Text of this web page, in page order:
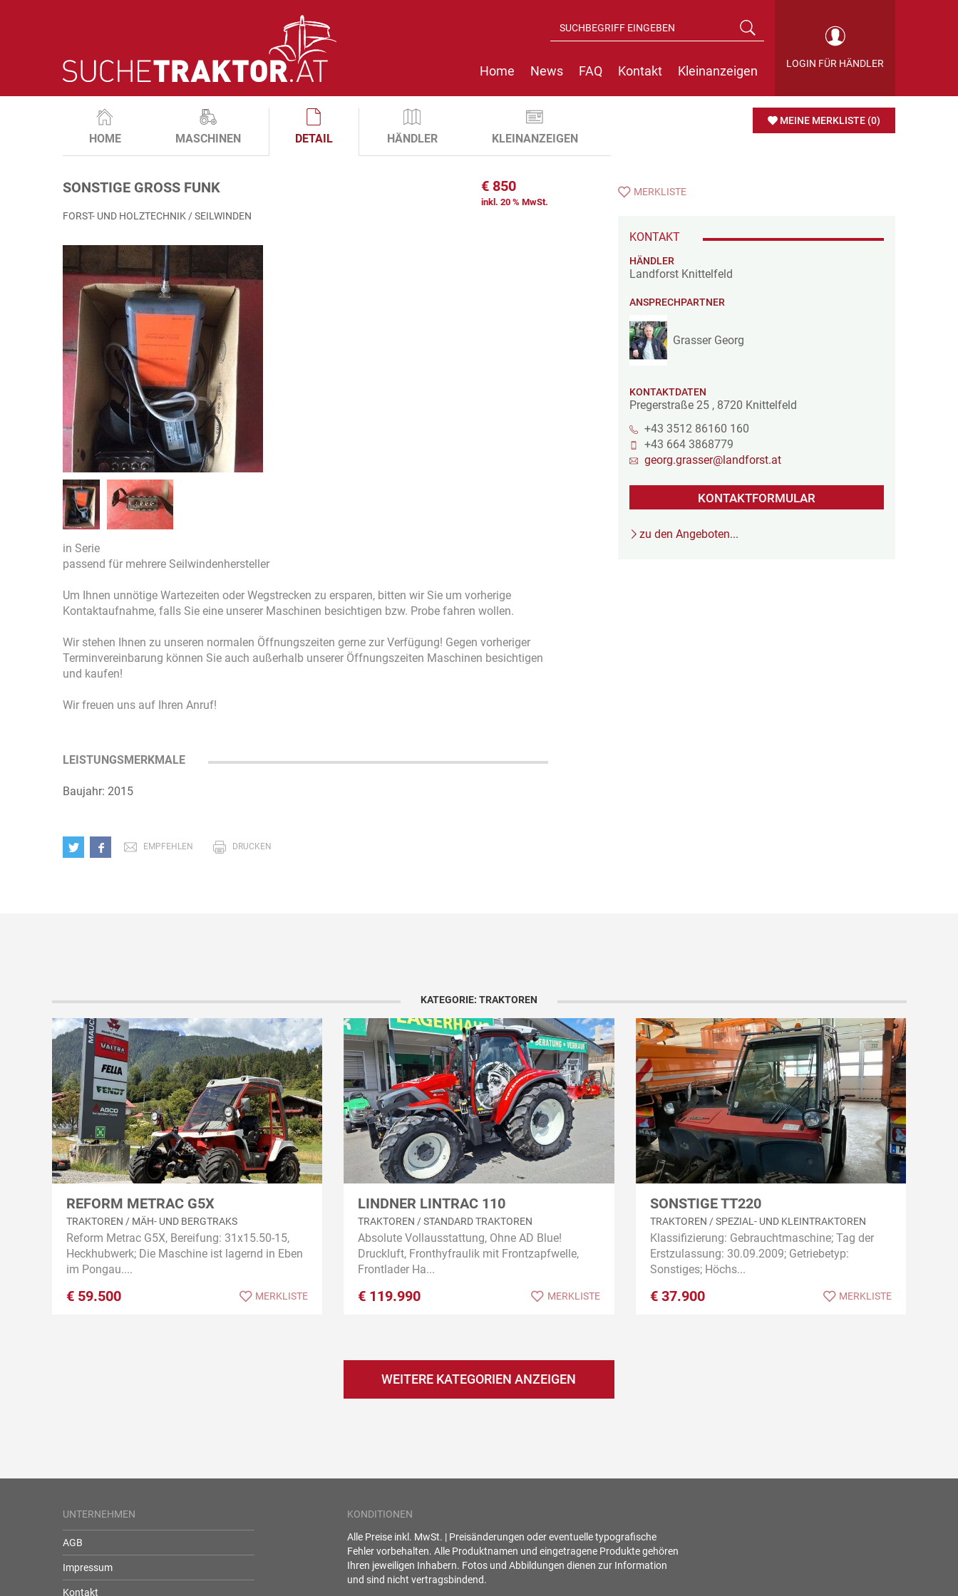
LOGIN FÜR HÄNDLER
Home News FAQ Kontakt Kleinanzeigen
MEINE MERKLISTE (0)
HOME MASCHINEN DETAIL HÄNDLER KLEINANZEIGEN
SONSTIGE GROSS FUNK € 850
inkl. 20 % MwSt.
FORST- UND HOLZTECHNIK / SEILWINDEN
in Serie
passend für mehrere Seilwindenhersteller
Um Ihnen unnötige Wartezeiten oder Wegstrecken zu ersparen, bitten wir Sie um vorherige
Kontaktaufnahme, falls Sie eine unserer Maschinen besichtigen bzw. Probe fahren wollen.
Wir stehen Ihnen zu unseren normalen Öffnungszeiten gerne zur Verfügung! Gegen vorheriger
Terminvereinbarung können Sie auch außerhalb unserer Öffnungszeiten Maschinen besichtigen
und kaufen!
Wir freuen uns auf Ihren Anruf!
LEISTUNGSMERKMALE
Baujahr: 2015
EMPFEHLEN DRUCKEN
MERKLISTE
KONTAKT
HÄNDLER
Landforst Knittelfeld
ANSPRECHPARTNER
Grasser Georg
KONTAKTDATEN
Pregerstraße 25, 8720 Knittelfeld
+43 3512 86160 160
+43 664 3868779
georg.grasser@landforst.at
KONTAKTFORMULAR
zu den Angeboten...
KATEGORIE: TRAKTOREN
REFORM METRAC G5X
TRAKTOREN / MÄH- UND BERGTRAKS
Reform Metrac G5X, Bereifung: 31x15.50-15,
Heckhubwerk; Die Maschine ist lagernd in Eben
im Pongau....
€ 59.500 MERKLISTE
LINDNER LINTRAC 110
TRAKTOREN / STANDARD TRAKTOREN
Absolute Vollausstattung, Ohne AD Blue!
Druckluft, Fronthyfraulik mit Frontzapfwelle,
Frontlader Ha...
€ 119.990 MERKLISTE
SONSTIGE TT220
TRAKTOREN / SPEZIAL- UND KLEINTRAKTOREN
Klassifizierung: Gebrauchtmaschine; Tag der
Erstzulassung: 30.09.2009; Getriebetyp:
Sonstiges; Höchs...
€ 37.900 MERKLISTE
WEITERE KATEGORIEN ANZEIGEN
UNTERNEHMEN
AGB
Impressum
Kontakt
KONDITIONEN
Alle Preise inkl. MwSt. | Preisänderungen oder eventuelle typografische
Fehler vorbehalten. Alle Produktnamen und eingetragene Produkte gehören
Ihren jeweiligen Inhabern. Fotos und Abbildungen dienen zur Information
und sind nicht vertragsbindend.